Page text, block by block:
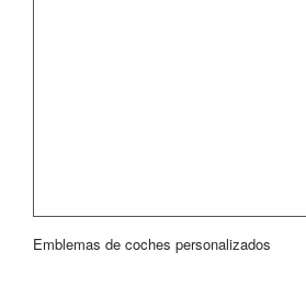
Emblemas de coches personalizados